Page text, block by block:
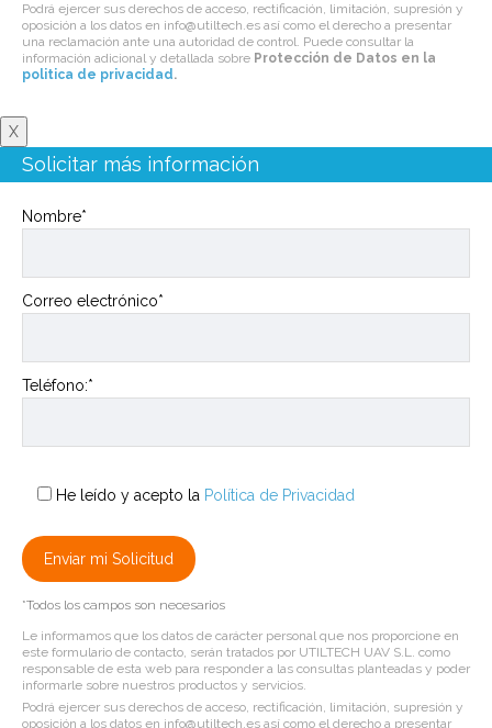
Podrá ejercer sus derechos de acceso, rectificación, limitación, supresión y
oposición a los datos en info@utiltech.es así como el derecho a presentar
una reclamación ante una autoridad de control. Puede consultar la
información adicional y detallada sobre Protección de Datos en la
politica de privacidad.
X
Solicitar más información
Nombre*
Correo electrónico*
Teléfono:*
He leído y acepto la Política de Privacidad
*Todos los campos son necesarios
Le informamos que los datos de carácter personal que nos proporcione en
este formulario de contacto, serán tratados por UTILTECH UAV S.L. como
responsable de esta web para responder a las consultas planteadas y poder
informarle sobre nuestros productos y servicios.
Podrá ejercer sus derechos de acceso, rectificación, limitación, supresión y
oposición a los datos en info@utiltech.es así como el derecho a presentar